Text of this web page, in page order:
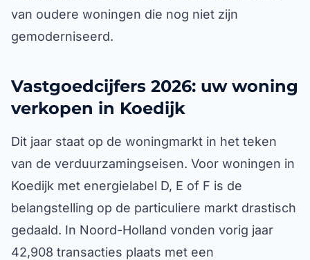
van oudere woningen die nog niet zijn
gemoderniseerd.
Vastgoedcijfers 2026: uw woning
verkopen in Koedijk
Dit jaar staat op de woningmarkt in het teken
van de verduurzamingseisen. Voor woningen in
Koedijk met energielabel D, E of F is de
belangstelling op de particuliere markt drastisch
gedaald. In Noord-Holland vonden vorig jaar
42,908 transacties plaats met een